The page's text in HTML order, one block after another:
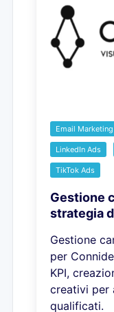
Email Marketing
LinkedIn Ads
TikTok Ads
Gestione
strategia
Gestione
per
KPI,
creativi per
qualificati.